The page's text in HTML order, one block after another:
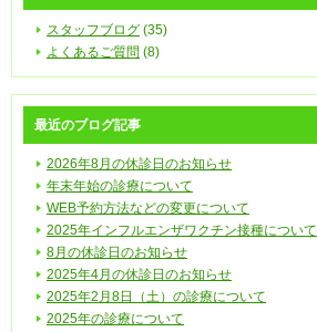
スタッフブログ (35)
よくあるご質問 (8)
最近のブログ記事
2026年8月の休診日のお知らせ
年末年始の診療について
WEB予約方法などの変更について
2025年インフルエンザワクチン接種について
8月の休診日のお知らせ
2025年4月の休診日のお知らせ
2025年2月8日（土）の診療について
2025年の診療について